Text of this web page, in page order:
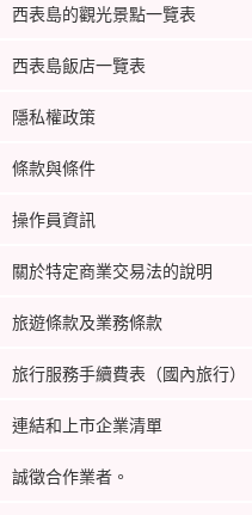
西表島的觀光景點一覽表
西表島飯店一覽表
隱私權政策
條款與條件
操作員資訊
關於特定商業交易法的說明
旅遊條款及業務條款
旅行服務手續費表（國內旅行）
連結和上市企業清單
誠徵合作業者。